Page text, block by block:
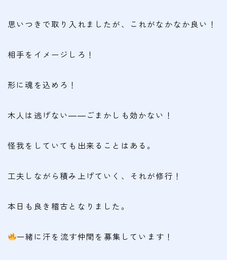
思いつきで取り入れましたが、これがなかなか良い！
相手をイメージしろ！
形に魂を込めろ！
木人は逃げない――ごまかしも効かない！
怪我をしていても出来ることはある。
工夫しながら積み上げていく、それが修行！
本日も良き稽古となりました。
一緒に汗を流す仲間を募集しています！